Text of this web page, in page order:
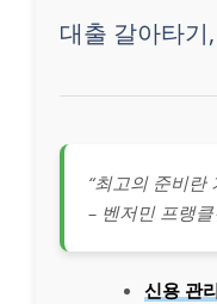
대출 갈아타기
“최고의 준비란
– 벤저민 프랭
신용 관